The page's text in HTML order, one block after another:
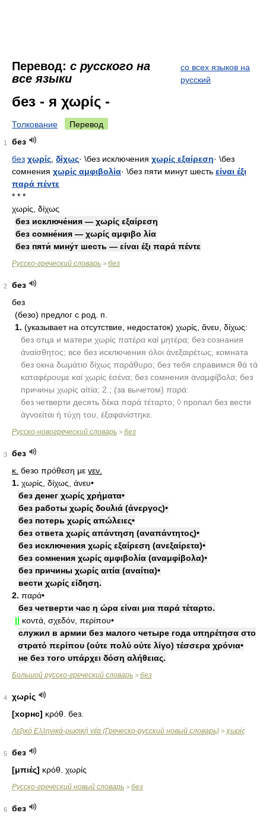
Перевод: с русского на
все языки
со всех языков на
русский
без - я χωρίς -
Толкование Перевод
1
без
без χωρίς δίχως· \без исключения χωρίς εξαίρεση· \без
сомнения χωρίς αμφιβολία· \без пяти минут шесть είναι έξι
παρά πέντε
* * *
χωρίς, δίχως
без исключе́ния — χωρίς εξαίρεση
без сомне́ния — χωρίς αμφιβο λία
без пяти́ мину́т шесть — είναι έξι παρά πέντε
Русско-греческий словарь > без
2
без
без
(безо) предлог с род. п.
1. (указывает на отсутствие, недостаток) χωρίς, ἄνευ, δίχως:
без отца и матери χωρίς πατέρα καί μητέρα; без сознания
ἀναίσθητος; все без исключения ὀλοι ἀνεξαιρέτως; комната
без окна δωμάτιο δίχως παράθυρο; без тебя справимся θά τά
καταφέρουμε καί χωρίς ἐσένα; без сомнения ἀναμφίβολα; без
причины χωρίς αἰτία; 2.; (за вычетом) παρά:
без четверти десять δέκα παρά τέταρτο; ◊ пропал без вести
ἀγνοείται ἡ τύχη του, ἐξαφανίστηκε.
Русско-новогреческий словарь > без
3
без
κ. безо πρόθεση με γεν.
1. χωρίς, δίχως, άνευ•
без денег χωρίς χρήματα•
без работы χωρίς δουλιά (άνεργος)•
без потерь χωρίς απώλειες•
без ответа χωρίς απάντηση (αναπάντητος)•
без исключения χωρίς εξαίρεση (ανεξαίρετα)•
без сомнения χωρίς αμφιβολία (αναμφίβολα)•
без причины χωρίς αιτία (αναίτια)•
вести χωρίς είδηση.
2. παρά•
без четверти час η ώρα είναι μια παρά τέταρτο.
|| κοντά, σχεδόν, περίπου•
служил в армии без малого четыре года υπηρέτησα στο
στρατό περίπου (ούτε πολύ ούτε λίγο) τέσσερα χρόνια•
не без того υπάρχει δόση αλήθειας.
Большой русско-греческий словарь > без
4
χωρίς
[хорнс] κρόθ. без.
Λεξικό Ελληνικά-ρωσική νέα (Греческо-русский новый словарь) > χωρίς
5
без
[μπιές] κρόθ. χωρίς
Русско-греческий новый словарь > без
6
без